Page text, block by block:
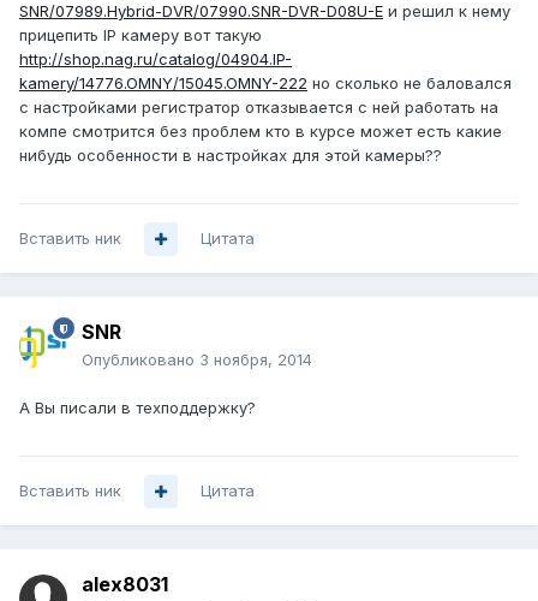
SNR/07989.Hybrid-DVR/07990.SNR-DVR-D08U-E и решил к нему
прицепить IP камеру вот такую
http://shop.nag.ru/catalog/04904.IP-
kamery/14776.OMNY/15045.OMNY-222 но сколько не баловался
с настройками регистратор отказывается с ней работать на
компе смотрится без проблем кто в курсе может есть какие
нибудь особенности в настройках для этой камеры??
Вставить ник Цитата
SNR
Опубликовано 3 ноября, 2014
А Вы писали в техподдержку?
Вставить ник Цитата
alex8031